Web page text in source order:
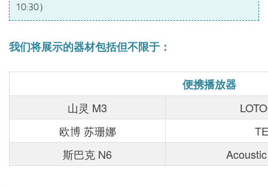
10:30）
我们将展示的器材包括但不限于：
便携播放器
山灵 M3
欧博 苏珊娜
斯巴克 N6